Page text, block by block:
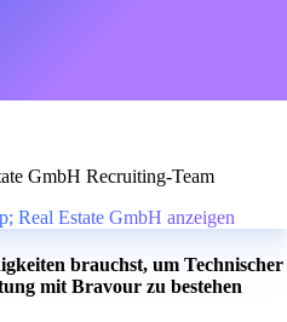
GmbH Recruiting-Team
Real Estate GmbH anzeigen
brauchst, um Technischer
mit Bravour zu bestehen